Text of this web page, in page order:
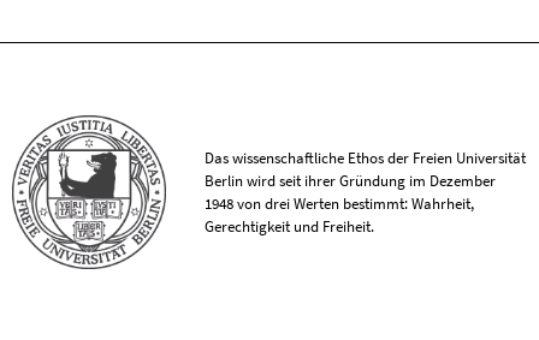
Das wissenschaftliche Ethos der Freien Universität
Berlin wird seit ihrer Gründung im Dezember
1948 von drei Werten bestimmt: Wahrheit,
Gerechtigkeit und Freiheit.